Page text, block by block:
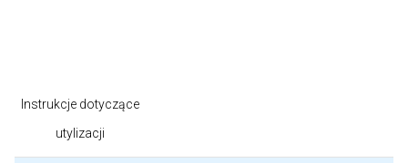
Instrukcje dotyczące
utylizacji